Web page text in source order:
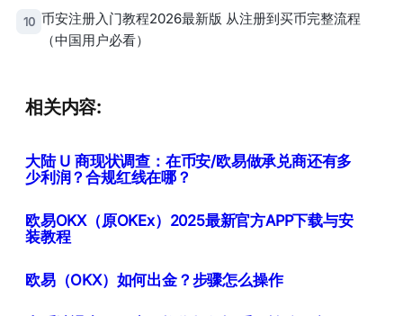
10 币安注册入门教程2026最新版 从注册到买币完整流程
（中国用户必看）
相关内容:
大陆 U 商现状调查：在币安/欧易做承兑商还有多
少利润？合规红线在哪？
欧易OKX（原OKEx）2025最新官方APP下载与安
装教程
欧易（OKX）如何出金？步骤怎么操作